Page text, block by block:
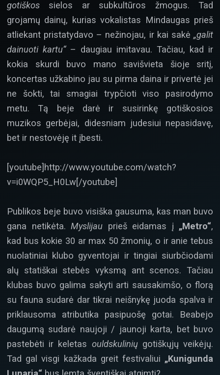
gotiškos sielos ar subkultūros žmogus. Tad
grojamų dainų, kurias vokalistas Mindaugas prieš
atliekant pristatydavo – nežinojau, ir kai sakė „galit
dainuoti kartu“– daugiau imitavau. Tačiau, kad ir
kokia skurdi buvo mano savišvieta šioje sritį,
koncertas užkabino jau su pirma daina ir privertė jei
ne šokti, tai smagiai trypčioti viso pasirodymo
metu. Tą beje darė ir susirinkę gotiškosios
muzikos gerbėjai, didesniam judesiui nepasidavę,
bet ir nestovėję it įbesti.
[youtube]http://www.youtube.com/watch?
v=i0WQP5_H0Lw[/youtube]
Publikos beje buvo visiška gausuma, kas man buvo
gana netikėta. Myslijau prieš eidamas į „Metro“,
kad bus kokie 30 ar max 50 žmonių, o ir anie tebus
nuolatiniai klubo gyventojai ir tingiai siurbčiodami
alų statiškai stebės vyksmą ant scenos. Tačiau
klubas buvo galima sakyti arti sausakimšo, o florą
su fauna sudarė dar tikrai neišnykę juoda spalva ir
priklausoma atributika pasipuošę gotai. Beabejo
daugumą sudarė naujoji / jaunoji karta, bet buvo
pastebėti ir keletas ouldskuliniųgotiškųjų veikėjų.
Tad gal visgi kažkada greit festivaliui „Kunigunda